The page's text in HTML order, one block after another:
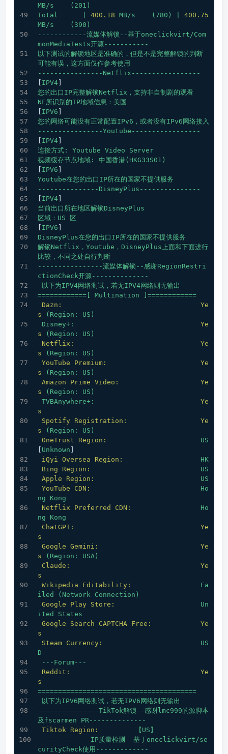
MB/s
(201)
Total
400.18 MB/s (780)
400.75
MB/s
(390)
------------流媒体解锁--基于oneclickvirt/Com
monMediaTests开源-----------
以下测试的解锁地区是准确的，但是不是完整解锁的判断
可能有误，这方面仅作参考使用
----------------Netflix-----------------
IPV4
您的出口IP完整解锁Netflix，支持非自制剧的观看
NF所识别的IP地域信息：美国
IPV6
您的网络可能没有正常配置IPv6，或者没有IPv6网络接入
----------------Youtube-----------------
IPV4
连接方式:
Youtube Video
Server
视频缓存节点地域:
中国香港(HKG33S01)
IPV6
Youtube在您的出口IP所在的国家不提供服务
---------------DisneyPlus---------------
IPV4
当前出口所在地区解锁DisneyPlus
区域：US
区
IPV6
DisneyPlus在您的出口IP所在的国家不提供服务
解锁Netflix，Youtube，DisneyPlus上面和下面进行
比较，不同之处自行判断
----------------流媒体解锁--感谢RegionRestri
ctionCheck开源--------------
以下为IPV4网络测试，若无IPV4网络则无输出
============[
Multination
]============
Dazn:
Ye
s
(Region:
US)
Disney+:
Ye
s
(Region:
US)
Netflix:
Ye
s
(Region:
US)
YouTube Premium:
Ye
s
(Region:
US)
Amazon Prime Video:
Ye
s
(Region:
US)
TVBAnywhere+:
Ye
s
Spotify Registration:
Ye
s
(Region:
US)
OneTrust Region:
US
Unknown
iQyi Oversea Region:
HK
Bing Region:
US
Apple Region:
US
YouTube CDN:
Ho
ng
Kong
Netflix Preferred CDN:
Ho
ng
Kong
ChatGPT:
Ye
s
Google Gemini:
Ye
s
(Region:
USA)
Claude:
Ye
s
Wikipedia Editability:
Fa
iled
(Network
Connection)
Google Play Store:
Un
ited
States
Google Search CAPTCHA Free:
Ye
s
Steam Currency:
US
D
---Forum---
Reddit:
Ye
s
=======================================
以下为IPV6网络测试，若无IPV6网络则无输出
---------------TikTok解锁--感谢lmc999的源脚本
及fscarmen
PR--------------
Tiktok Region:
【US】
-------------IP质量检测--基于oneclickvirt/se
curityCheck使用-------------